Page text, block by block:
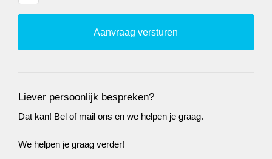
Liever persoonlijk bespreken?
Dat kan! Bel of mail ons en we helpen je graag.
We helpen je graag verder!